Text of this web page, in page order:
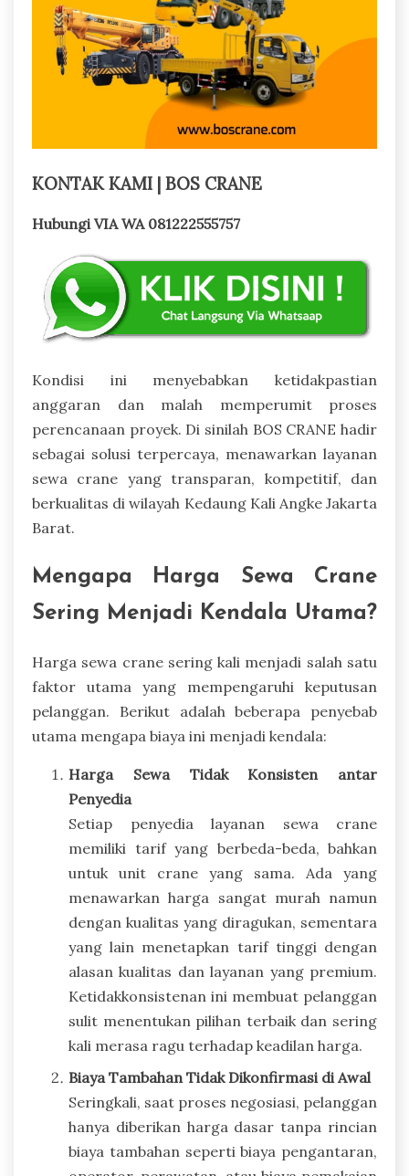
KONTAK KAMI | BOS CRANE
Hubungi VIA WA 081222555757
Kondisi ini menyebabkan ketidakpastian
anggaran dan malah memperumit proses
perencanaan proyek. Di sinilah BOS CRANE hadir
sebagai solusi terpercaya, menawarkan layanan
sewa crane yang transparan, kompetitif, dan
berkualitas di wilayah Kedaung Kali Angke Jakarta
Barat.
Mengapa Harga Sewa Crane
Sering Menjadi Kendala Utama?
Harga sewa crane sering kali menjadi salah satu
faktor utama yang mempengaruhi keputusan
pelanggan. Berikut adalah beberapa penyebab
utama mengapa biaya ini menjadi kendala:
Harga Sewa Tidak Konsisten antar
Penyedia
Setiap penyedia layanan sewa crane
memiliki tarif yang berbeda-beda, bahkan
untuk unit crane yang sama. Ada yang
menawarkan harga sangat murah namun
dengan kualitas yang diragukan, sementara
yang lain menetapkan tarif tinggi dengan
alasan kualitas dan layanan yang premium.
Ketidakkonsistenan ini membuat pelanggan
sulit menentukan pilihan terbaik dan sering
kali merasa ragu terhadap keadilan harga.
Biaya Tambahan Tidak Dikonfirmasi di Awal
Seringkali, saat proses negosiasi, pelanggan
hanya diberikan harga dasar tanpa rincian
biaya tambahan seperti biaya pengantaran,